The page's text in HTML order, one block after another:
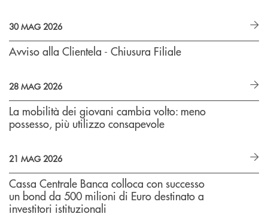
30 MAG 2026
Avviso alla Clientela - Chiusura Filiale
28 MAG 2026
La mobilità dei giovani cambia volto: meno
possesso, più utilizzo consapevole
21 MAG 2026
Cassa Centrale Banca colloca con successo
un bond da 500 milioni di Euro destinato a
investitori istituzionali